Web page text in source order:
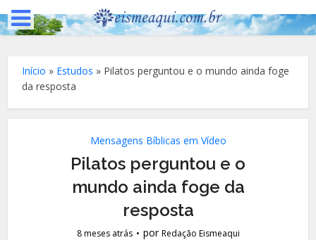
Início » Estudos » Pilatos perguntou e o mundo ainda foge
da resposta
Mensagens Bíblicas em Vídeo
Pilatos perguntou e o
mundo ainda foge da
resposta
8 meses atrás porRedação Eismeaqui